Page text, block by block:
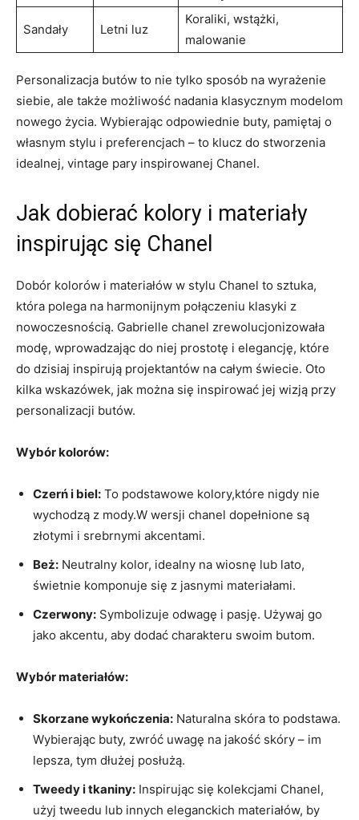
Sandały Letni luz
Koraliki, wstążki,
malowanie
Personalizacja butów to nie tylko sposób na wyrażenie
siebie, ale także możliwość nadania klasycznym modelom
nowego życia. Wybierając odpowiednie buty, pamiętaj o
własnym stylu i preferencjach – to klucz do stworzenia
idealnej, vintage pary inspirowanej Chanel.
Jak dobierać kolory i materiały
inspirując się Chanel
Dobór kolorów i materiałów w stylu Chanel to sztuka,
która polega na harmonijnym połączeniu klasyki z
nowoczesnością. Gabrielle chanel zrewolucjonizowała
modę, wprowadzając do niej prostotę i elegancję, które
do dzisiaj inspirują projektantów na całym świecie. Oto
kilka wskazówek, jak można się inspirować jej wizją przy
personalizacji butów.
Wybór kolorów:
Czerń i biel: To podstawowe kolory,które nigdy nie
wychodzą z mody.W wersji chanel dopełnione są
złotymi i srebrnymi akcentami.
Beż: Neutralny kolor, idealny na wiosnę lub lato,
świetnie komponuje się z jasnymi materiałami.
Czerwony: Symbolizuje odwagę i pasję. Używaj go
jako akcentu, aby dodać charakteru swoim butom.
Wybór materiałów:
Skorzane wykończenia: Naturalna skóra to podstawa.
Wybierając buty, zwróć uwagę na jakość skóry – im
lepsza, tym dłużej posłużą.
Tweedy i tkaniny: Inspirując się kolekcjami Chanel,
użyj tweedu lub innych eleganckich materiałów, by